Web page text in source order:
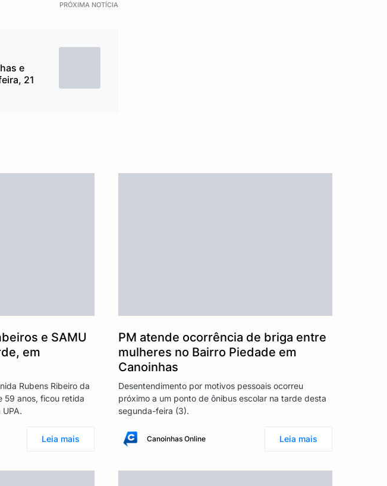
PRÓXIMA NOTÍCIA
e
21
e SAMU
em
Rubens Ribeiro da
59 anos, ficou retida
Leia mais
PM atende ocorrência de briga entre
mulheres no Bairro Piedade em
Canoinhas
Desentendimento por motivos pessoais ocorreu
próximo a um ponto de ônibus escolar na tarde desta
segunda-feira (3).
Canoinhas Online Leia mais